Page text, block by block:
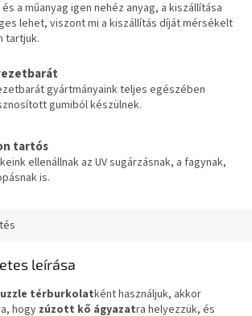
és a műanyag igen nehéz anyag, a kiszállítása
lehet, viszont mi a kiszállítás díját mérsékelt
tartjuk.
gyártmányaink teljes egészében
gumiból készülnek.
tartós
ellenállnak az UV sugárzásnak, a fagynak,
is.
leírása
térburkolatként használjuk, akkor
hogy zúzott kő ágyazatra helyezzük, és